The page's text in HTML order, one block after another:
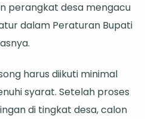
perangkat desa mengacu
dalam Peraturan Bupati
harus diikuti minimal
syarat. Setelah proses
di tingkat desa, calon